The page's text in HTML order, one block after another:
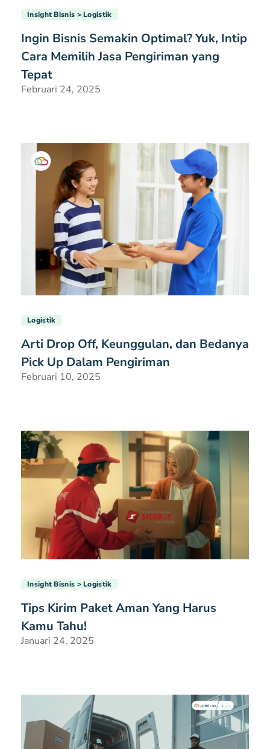
Insight Bisnis Logistik
Ingin Bisnis Semakin Optimal? Yuk, Intip
Cara Memilih Jasa Pengiriman yang
Tepat
Februari 24, 2025
Logistik
Arti Drop Off, Keunggulan, dan Bedanya
Pick Up Dalam Pengiriman
Februari 10, 2025
Insight Bisnis Logistik
Tips Kirim Paket Aman Yang Harus
Kamu Tahu!
Januari 24, 2025